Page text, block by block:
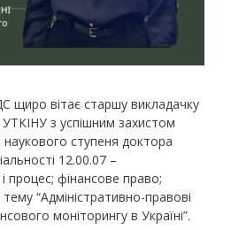
щиро вітає старшу викладачку
з успішним захистом
наукового ступеня доктора
12.00.07 –
процес; фінансове право;
“Адміністративно-правові
моніторингу в Україні”.